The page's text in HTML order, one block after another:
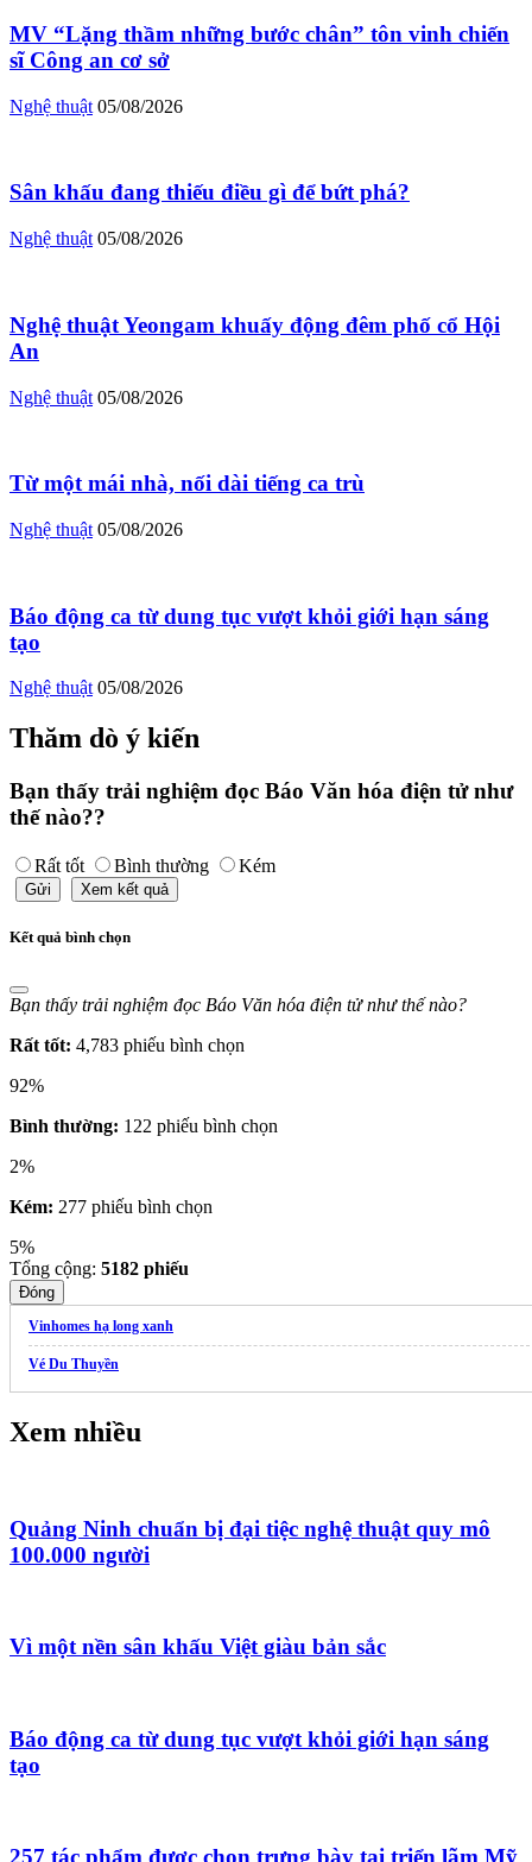
MV “Lặng thầm những bước chân” tôn vinh chiến
sĩ Công an cơ sở
Nghệ thuật 05/08/2026
Sân khấu đang thiếu điều gì để bứt phá?
Nghệ thuật 05/08/2026
Nghệ thuật Yeongam khuấy động đêm phố cổ Hội
An
Nghệ thuật 05/08/2026
Từ một mái nhà, nối dài tiếng ca trù
Nghệ thuật 05/08/2026
Báo động ca từ dung tục vượt khỏi giới hạn sáng
tạo
Nghệ thuật 05/08/2026
Thăm dò ý kiến
Bạn thấy trải nghiệm đọc Báo Văn hóa điện tử như
thế nào??
Rất tốt Bình thường Kém
Gửi Xem kết quả
Kết quả bình chọn
Bạn thấy trải nghiệm đọc Báo Văn hóa điện tử như thế nào?
Rất tốt: 4,783 phiếu bình chọn
92%
Bình thường: 122 phiếu bình chọn
2%
Kém: 277 phiếu bình chọn
5%
Tổng cộng: 5182 phiếu
Đóng
Vinhomes hạ long xanh
Vé Du Thuyền
Xem nhiều
Quảng Ninh chuẩn bị đại tiệc nghệ thuật quy mô
100.000 người
Vì một nền sân khấu Việt giàu bản sắc
Báo động ca từ dung tục vượt khỏi giới hạn sáng
tạo
257 tác phẩm được chọn trưng bày tại triển lãm Mỹ